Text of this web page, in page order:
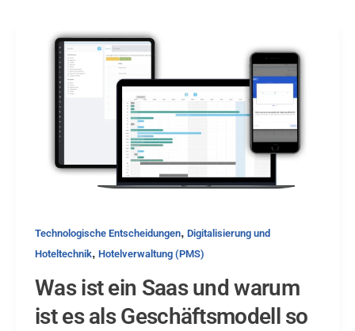
Technologische Entscheidungen, Digitalisierung und
Hoteltechnik, Hotelverwaltung (PMS)
Was ist ein Saas und warum
ist es als Geschäftsmodell so